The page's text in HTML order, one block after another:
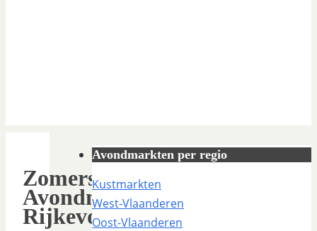
Zomerse
Avondmarkt
Rijkevorsel
Avondmarkten per regio
Kustmarkten
West-Vlaanderen
Oost-Vlaanderen